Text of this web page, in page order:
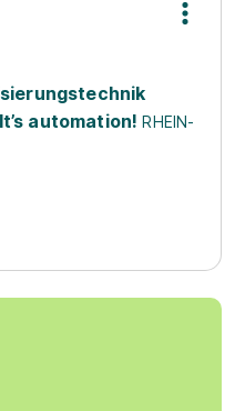
automation! RHEIN-